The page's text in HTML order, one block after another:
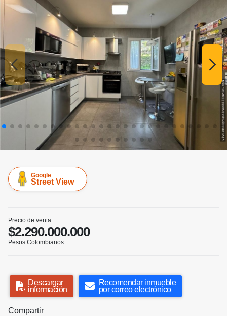
Google
Street View
Precio de venta
$2.290.000.000
Pesos Colombianos
Descargar
información
Recomendar inmueble
por correo electrónico
Compartir